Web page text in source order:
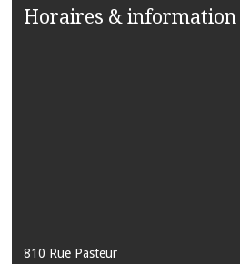
Horaires & information
810 Rue Pasteur